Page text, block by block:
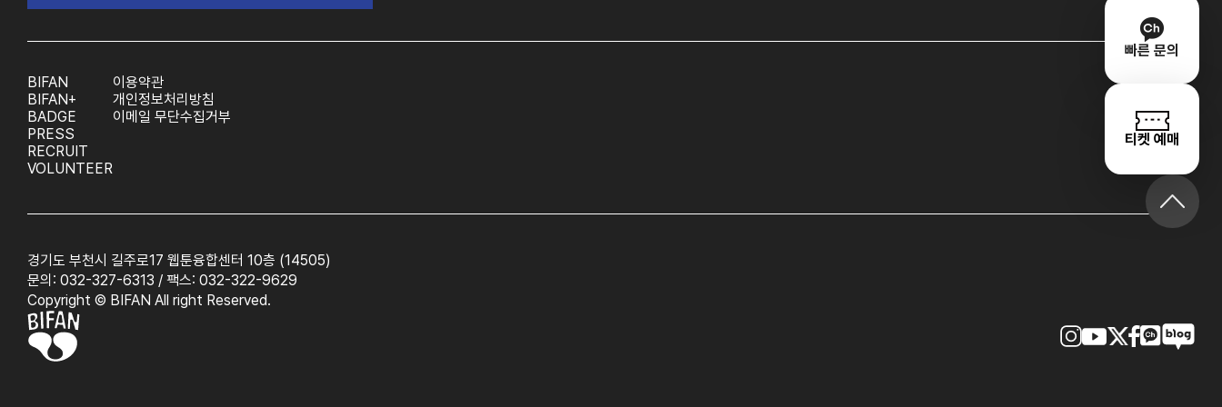
빠른 문의
티켓 예매
BIFAN
BIFAN+
BADGE
PRESS
RECRUIT
VOLUNTEER
이용약관
개인정보처리방침
이메일 무단수집거부
경기도 부천시 길주로17 웹툰융합센터 10층 (14505)
문의: 032-327-6313 / 팩스: 032-322-9629
Copyright © BIFAN All right Reserved.